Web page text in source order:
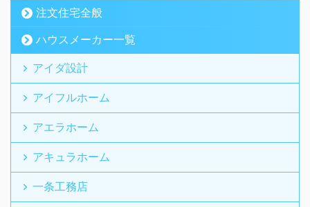
注文住宅全般
ハウスメーカー一覧
アイダ設計
アイフルホーム
アエラホーム
アキュラホーム
一条工務店